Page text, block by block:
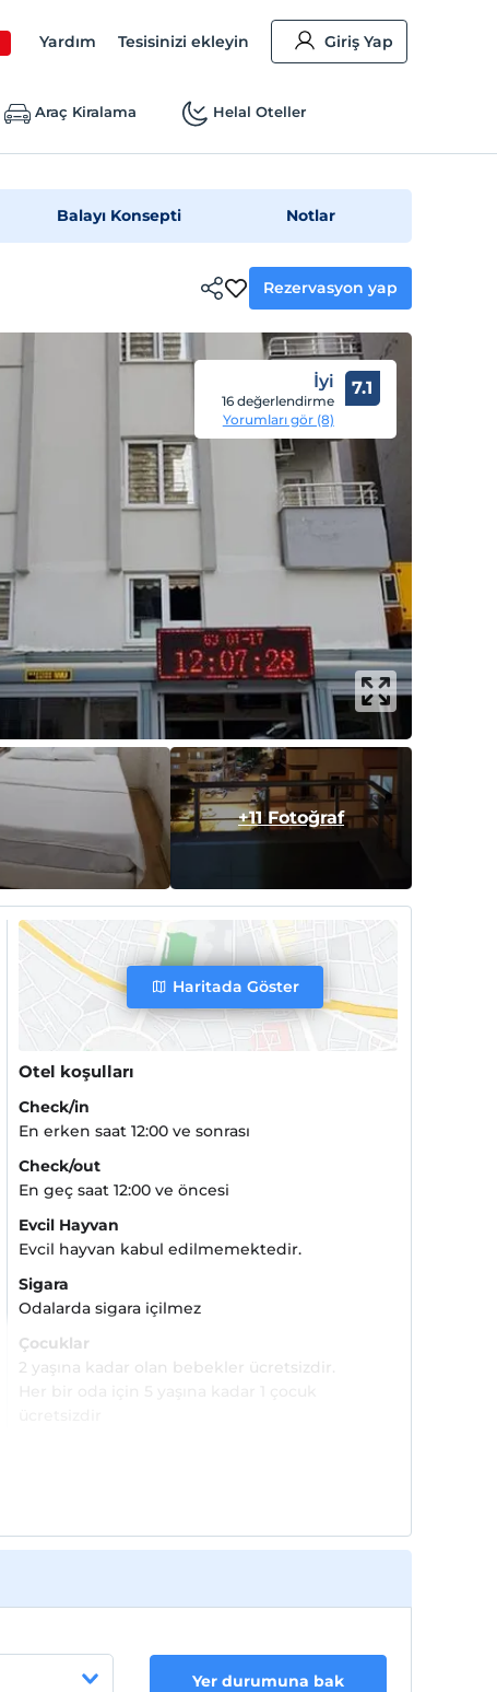
Yardım Tesisinizi ekleyin Giriş Yap
Araç Kiralama Helal Oteller
Balayı Konsepti Notlar
Rezervasyon yap
İyi
16 değerlendirme
Yorumları gör (8)
7.1
+11 Fotoğraf
Haritada Göster
Otel koşulları
Check/in
En erken saat 12:00 ve sonrası
Check/out
En geç saat 12:00 ve öncesi
Evcil Hayvan
Evcil hayvan kabul edilmemektedir.
Sigara
Odalarda sigara içilmez
Çocuklar
2 yaşına kadar olan bebekler ücretsizdir.
Yer durumuna bak